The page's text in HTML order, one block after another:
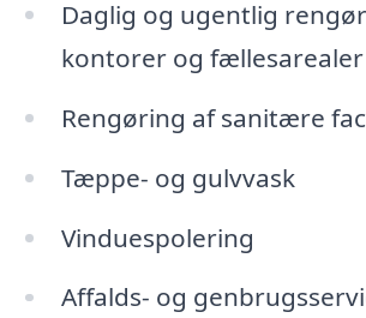
Daglig og ugentlig
kontorer og fællesarealer
Rengøring af sanitære
Tæppe- og gulvvask
Vinduespolering
Affalds- og